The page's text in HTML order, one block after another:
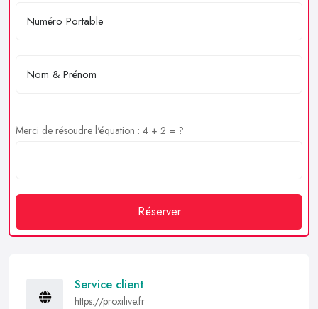
Merci de résoudre l'équation : 4 + 2 = ?
Réserver
Service client
https://proxilive.fr